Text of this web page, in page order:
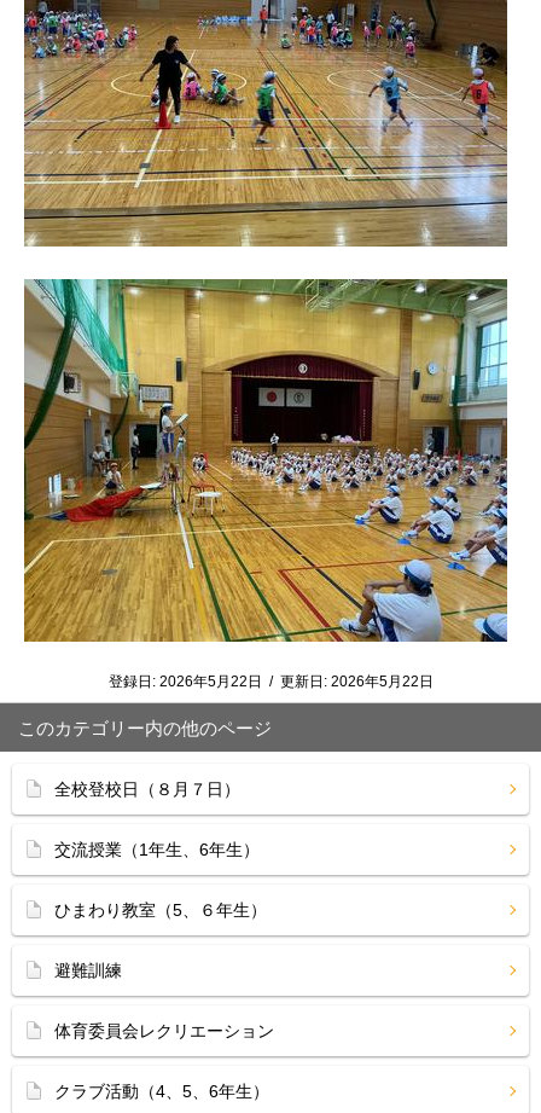
登録日: 2026年5月22日 / 更新日: 2026年5月22日
このカテゴリー内の他のページ
全校登校日（８月７日）
交流授業（1年生、6年生）
ひまわり教室（5、６年生）
避難訓練
体育委員会レクリエーション
クラブ活動（4、5、6年生）